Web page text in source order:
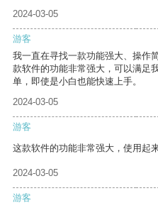
2024-03-05
游客
我一直在寻找一款功能强大、操作
款软件的功能非常强大，可以满足
单，即使是小白也能快速上手。
2024-03-05
游客
这款软件的功能非常强大，使用起
2024-03-05
游客